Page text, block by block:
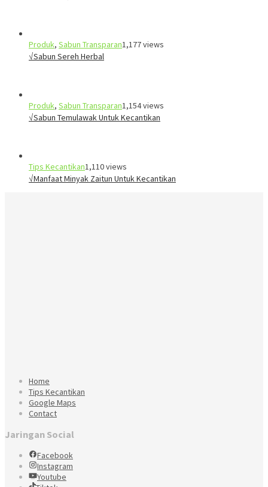
Produk, Sabun Transparan1,177 views
√Sabun Sereh Herbal
Produk, Sabun Transparan1,154 views
√Sabun Temulawak Untuk Kecantikan
Tips Kecantikan1,110 views
√Manfaat Minyak Zaitun Untuk Kecantikan
Home
Tips Kecantikan
Google Maps
Contact
Jaringan Social
Facebook
Instagram
Youtube